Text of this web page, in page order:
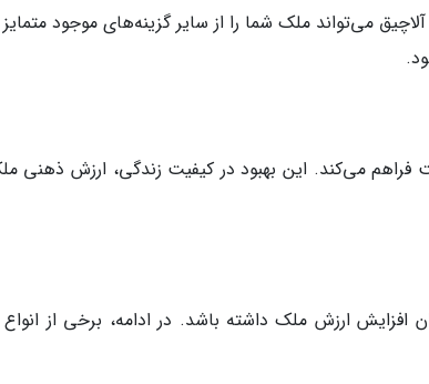
می‌تواند ملک شما را از سایر گزینه‌های موجود
فراهم می‌کند. این بهبود در کیفیت زندگی، ارزش ذهنی
افزایش ارزش ملک داشته باشد. در ادامه، برخی از انواع